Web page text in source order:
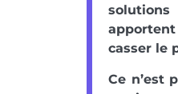
casser le
Ce n’est